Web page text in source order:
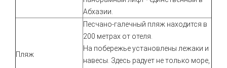
Абхазии.
Пляж
Песчано-галечный пляж находится в
200 метрах от отеля.
На побережье установлены лежаки и
навесы. Здесь радует не только море,